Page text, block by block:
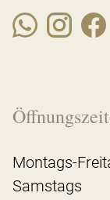
Montags-
Samstags